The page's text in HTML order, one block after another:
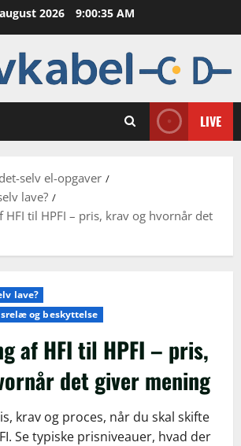
2026 9:00:36 AM
LIVE
selv el-opgaver
lave?
HFI til HPFI – pris, krav og hvornår det
lave?
og beskyttelse
af HFI til HPFI – pris,
det giver mening
krav og proces, når du skal skifte
Se typiske prisniveauer, hvad der